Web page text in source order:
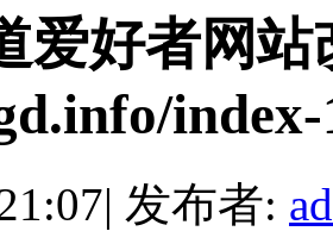
爱好者网
| 发布者: